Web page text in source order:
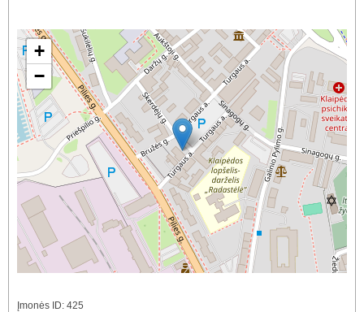
+
−
Įmonės ID: 425